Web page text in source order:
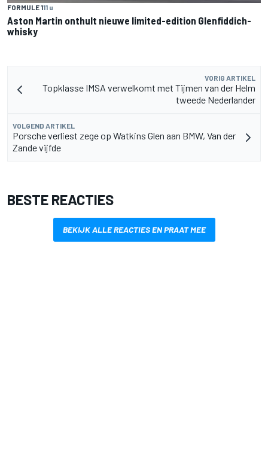
FORMULE 111 u
Aston Martin onthult nieuwe limited-edition Glenfiddich-
whisky
VORIG ARTIKEL
Topklasse IMSA verwelkomt met Tijmen van der Helm
tweede Nederlander
VOLGEND ARTIKEL
Porsche verliest zege op Watkins Glen aan BMW, Van der
Zande vijfde
BESTE REACTIES
BEKIJK ALLE REACTIES EN PRAAT MEE